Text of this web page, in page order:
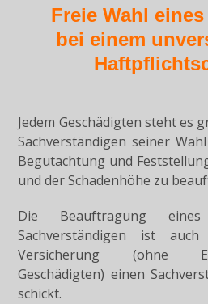
Freie Wahl
bei einem
Jedem Geschädigten steht es
Sachverständigen seiner
Begutachtung und
und der Schadenhöhe zu
Die Beauftragung
Sachverständigen ist
Versicherung (ohne
Geschädigten) einen
schickt.